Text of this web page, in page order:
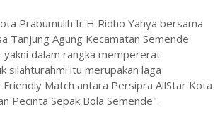
Prabumulih Ir H Ridho Yahya bersama
Tanjung Agung Kecamatan Semende
dalam rangka mempererat
silahturahmi itu merupakan laga
Match antara Persipra AllStar Kota
Pecinta Sepak Bola Semende".